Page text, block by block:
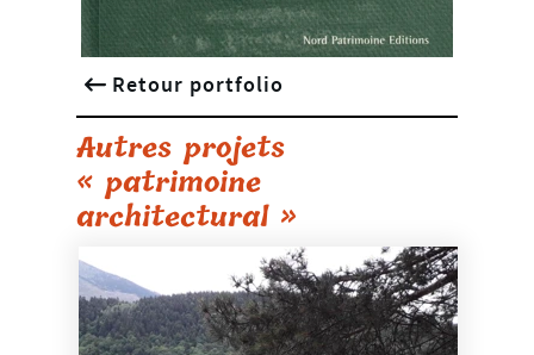
Retour portfolio
Autres projets
« patrimoine
architectural »